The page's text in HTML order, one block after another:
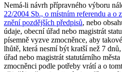
Nemá-li návrh přípravného výboru
22/2004 Sb., o místním referendu a o
znění pozdějších předpisů, nebo
údaje, obecní úřad nebo magistrát
písemně vyzve zmocněnce, aby
lhůtě, která nesmí být kratší než 7
úřad nebo magistrát statutárního
zmocněnci podle potřeby vrátí a o